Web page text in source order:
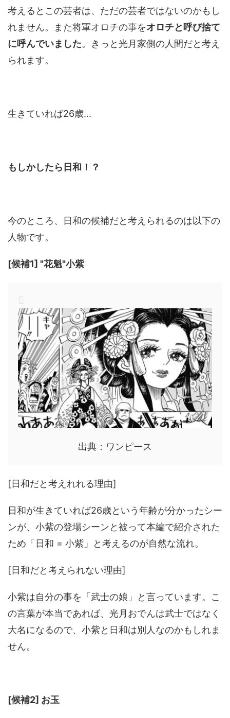
考えるとこの芸者は、ただの芸者ではないのかもし
れません。また将軍オロチの事をオロチと呼び捨て
に呼んでいました。きっと光月家側の人間だと考え
られます。
生きていれば26歳...
もしかしたら日和！？
今のところ、日和の候補だと考えられるのは以下の
人物です。
[候補1] "花魁"小紫
出典：ワンピース
[日和だと考えれれる理由]
日和が生きていれば26歳という年齢が分かったシー
ンが、小紫の登場シーンと被って本編で紹介された
ため「日和 = 小紫」と考えるのが自然な流れ。
[日和だと考えられない理由]
小紫は自分の事を「武士の娘」と言っています。こ
の言葉が本当であれば、光月おでんは武士ではなく
大名になるので、小紫と日和は別人なのかもしれま
せん。
[候補2] お玉